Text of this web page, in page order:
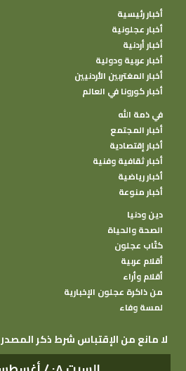
أخبار رئيسية
أخبار عجلونية
أخبار أردنية
أخبار عربية ودولية
أخبار المغتربين الأردنيين
أخبار كورونا في العالم
في ذمة الله
أخبار المجتمع
أخبار إقتصادية
أخبار ثقافية وفنية
أخبار رياضية
أخبار منوعة
دين ودنيا
الصحة والحياة
كتًاب عجلون
أقلام عربية
أقلام وأراء
من ذاكرة عجلون الإخبارية
لمسة وفاء
( وكالة عجلون الإخبارية ) لا مانع من الإقتباس شرط ذكر المصدر